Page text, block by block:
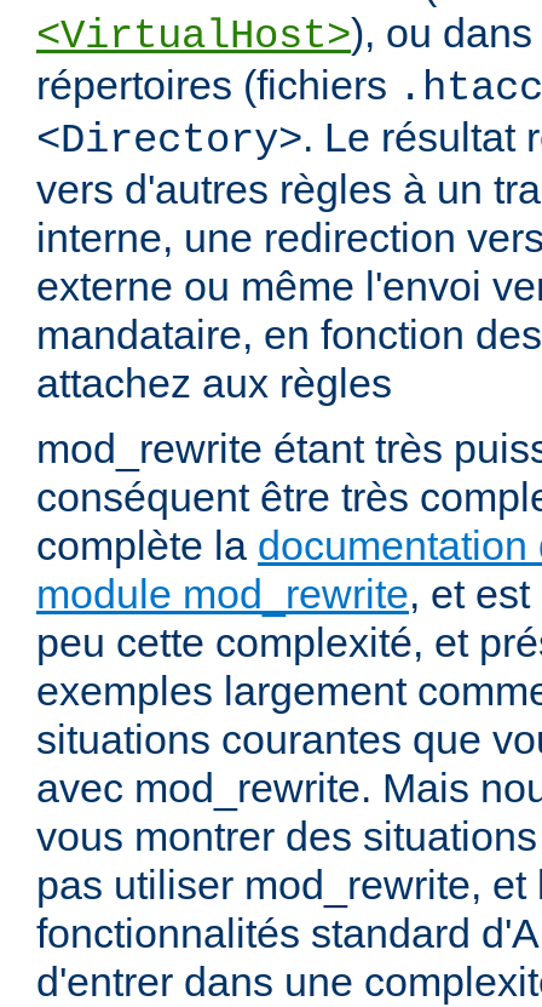
<VirtualHost>), ou
répertoires (fichiers
<Directory>. Le résultat
vers d'autres règles à un
interne, une redirection
externe ou même l'envoi
mandataire, en fonction
attachez aux règles
mod_rewrite étant très
conséquent être très
complète la documentation
module mod_rewrite, et
peu cette complexité, et
exemples largement
situations courantes que
avec mod_rewrite. Mais
vous montrer des
pas utiliser mod_rewrite,
fonctionnalités standard
d'entrer dans une